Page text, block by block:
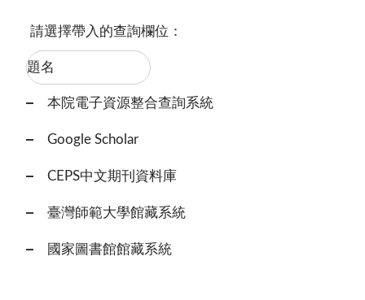
請選擇帶入的查詢欄位：
本院電子資源整合查詢系統
Google Scholar
CEPS中文期刊資料庫
臺灣師範大學館藏系統
國家圖書館館藏系統